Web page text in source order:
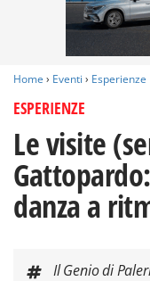
Home › Eventi › Esperienze
ESPERIENZE
Le visite
danza a
Il Genio di